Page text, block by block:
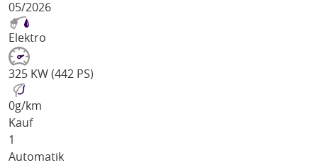
05/2026
Elektro
325 KW (442 PS)
0g/km
Kauf
1
Automatik